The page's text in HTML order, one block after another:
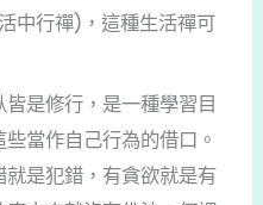
中行禪)，這種生活禪可
是修行，是一種學習目
當作自己行為的借口。
是犯錯，有貪欲就是有